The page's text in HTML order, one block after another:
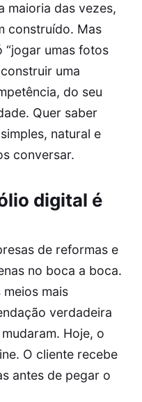
maioria das vezes,
construído. Mas
umas fotos
uma
do seu
Quer saber
natural e
conversar.
digital é
de reformas e
no boca a boca.
meios mais
verdadeira
Hoje, o
O cliente recebe
antes de pegar o